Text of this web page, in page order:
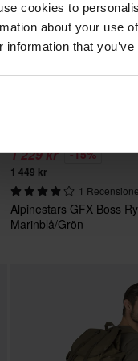
cookies to
about your use
information that
1 229 kr -15%
1 449 kr
1
Alpinestars GFX Boss
Marinblå/Grön